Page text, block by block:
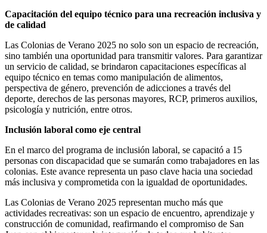
Capacitación del equipo técnico para una recreación inclusiva y
de calidad
Las Colonias de Verano 2025 no solo son un espacio de recreación,
sino también una oportunidad para transmitir valores. Para garantizar
un servicio de calidad, se brindaron capacitaciones específicas al
equipo técnico en temas como manipulación de alimentos,
perspectiva de género, prevención de adicciones a través del
deporte, derechos de las personas mayores, RCP, primeros auxilios,
psicología y nutrición, entre otros.
Inclusión laboral como eje central
En el marco del programa de inclusión laboral, se capacitó a 15
personas con discapacidad que se sumarán como trabajadores en las
colonias. Este avance representa un paso clave hacia una sociedad
más inclusiva y comprometida con la igualdad de oportunidades.
Las Colonias de Verano 2025 representan mucho más que
actividades recreativas: son un espacio de encuentro, aprendizaje y
construcción de comunidad, reafirmando el compromiso de San